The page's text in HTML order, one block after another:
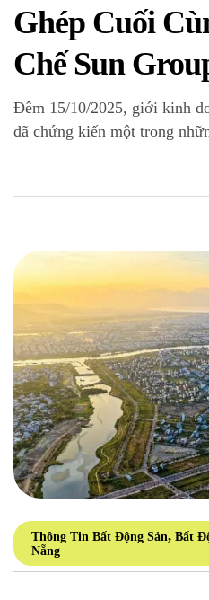
Ghép Cuối
Chế Sun
Đêm 15/10/2025, giới kinh
đã chứng kiến một trong
chính thức vén màn hãng
Thông Tin Bất Động Sản, Bất
Nẵng